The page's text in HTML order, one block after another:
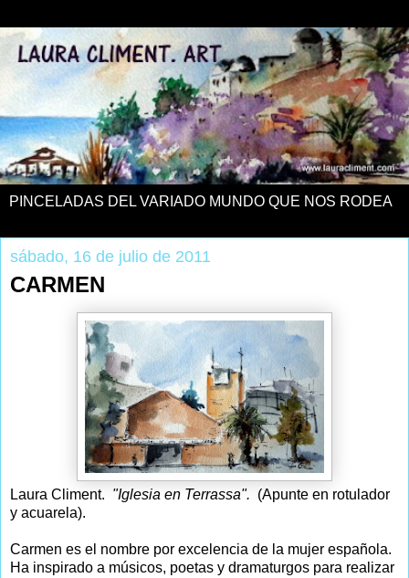
PINCELADAS DEL VARIADO MUNDO QUE NOS RODEA
sábado, 16 de julio de 2011
CARMEN
Laura Climent. "Iglesia en Terrassa". (Apunte en rotulador
y acuarela).
Carmen es el nombre por excelencia de la mujer española.
Ha inspirado a músicos, poetas y dramaturgos para realizar